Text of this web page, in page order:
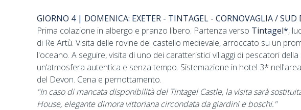
GIORNO 4 | DOMENICA: EXETER - TINTAGEL - CORNOVAGLIA / SUD
Prima colazione in albergo e pranzo libero. Partenza verso Tintagel*,
di Re Artù. Visita delle rovine del castello medievale, arroccato su un
l'oceano. A seguire, visita di uno dei caratteristici villaggi di pescatori
un‘atmosfera autentica e senza tempo. Sistemazione in hotel 3*
del Devon. Cena e pernottamento.
"In caso di mancata disponibilità del Tintagel Castle, la visita sarà
House, elegante dimora vittoriana circondata da giardini e boschi."